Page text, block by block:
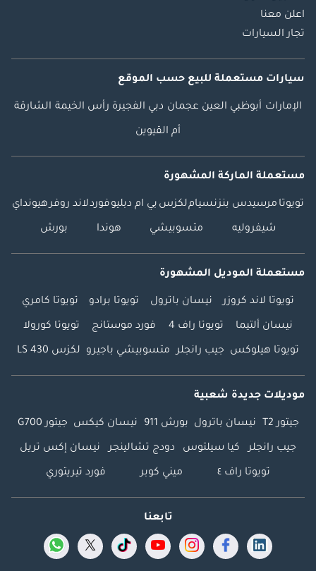
اعلن معنا
تجار السيارات
سيارات مستعملة للبيع حسب الموقع
الإمارات أبوظبي العين عجمان دبي الفجيرة رأس الخيمة الشارقة
أم القيوين
مستعملة الماركة المشهورة
تويوتا مرسيدس بنزنسياملكزس بي ام دبليوفوردلاند روفرهيونداي
شيفروليه متسوبيشي هوندا بورش
مستعملة الموديل المشهورة
تويوتا لاند كروزر نيسان باترول تويوتا برادو تويوتا كامري
نيسان ألتيما تويوتا راف 4 فورد موستانج تويوتا كورولا
تويوتا هيلوكس جيب رانجلر متسوبيشي باجيرو لكزس LS 430
موديلات جديدة شعبية
جيتور T2 نيسان باترول بورش 911 نيسان كيكس جيتور G700
جيب رانجلر كيا سيلتوس دودج تشالينجر نيسان إكس تريل
تويوتا راف ٤ ميني كوبر فورد تيريتوري
تابعنا